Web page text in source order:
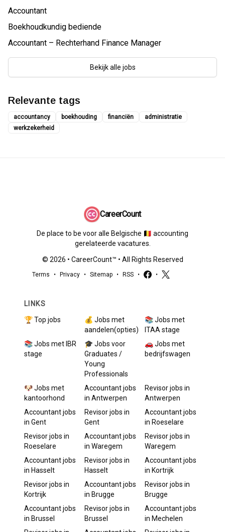
Accountant
Boekhoudkundig bediende
Accountant – Rechterhand Finance Manager
Bekijk alle jobs
Relevante tags
accountancy boekhouding financiën
administratie
werkzekerheid
CareerCount
De place to be voor alle Belgische 🇧🇪 accounting
gerelateerde vacatures.
© 2026 • CareerCount™ • All Rights Reserved
Terms • Privacy • Sitemap • RSS • •
LINKS
🏆 Top jobs
💰 Jobs met
aandelen(opties)
📚 Jobs met
ITAA stage
📚 Jobs met IBR
stage
🎓 Jobs voor
Graduates /
Young
Professionals
🚗 Jobs met
bedrijfswagen
🐶 Jobs met
kantoorhond
Accountantjobs
in Antwerpen
Revisorjobs in
Antwerpen
Accountantjobs
in Gent
Revisorjobs in
Gent
Accountantjobs
in Roeselare
Revisorjobs in
Roeselare
Accountantjobs
in Waregem
Revisorjobs in
Waregem
Accountantjobs
in Hasselt
Revisorjobs in
Hasselt
Accountantjobs
in Kortrijk
Revisorjobs in
Kortrijk
Accountantjobs
in Brugge
Revisorjobs in
Brugge
Accountantjobs
in Brussel
Revisorjobs in
Brussel
Accountantjobs
in Mechelen